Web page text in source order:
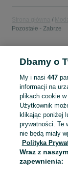
Pozostałe - Zabrze
KATEGORIA
Mapa kategorii
Mapa miejscowości
Dbamy o
My i nasi 447
informacji na
plikach cookie
Użytkownik
klikając poniżej
prywatności. Te
nie będą miały
Polityka
Wraz z
zapewnienia: